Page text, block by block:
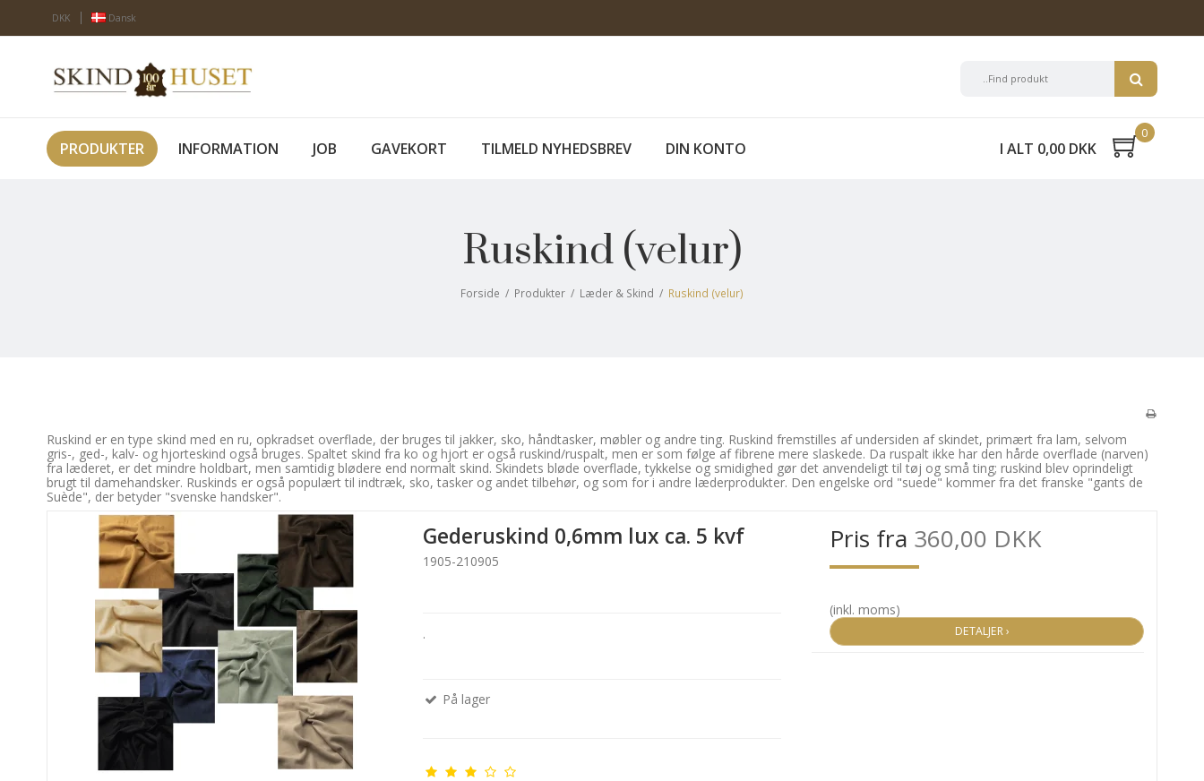
DKK Dansk
PRODUKTER INFORMATION JOB GAVEKORT TILMELD NYHEDSBREV DIN KONTO I ALT 0,00 DKK
0
Ruskind (velur)
Forside / Produkter / Læder & Skind / Ruskind (velur)
Ruskind er en type skind med en ru, opkradset overflade, der bruges til jakker, sko, håndtasker, møbler og andre ting. Ruskind fremstilles af undersiden af skindet, primært fra lam, selvom
gris-, ged-, kalv- og hjorteskind også bruges. Spaltet skind fra ko og hjort er også ruskind/ruspalt, men er som følge af fibrene mere slaskede. Da ruspalt ikke har den hårde overflade (narven)
fra læderet, er det mindre holdbart, men samtidig blødere end normalt skind. Skindets bløde overflade, tykkelse og smidighed gør det anvendeligt til tøj og små ting; ruskind blev oprindeligt
brugt til damehandsker. Ruskinds er også populært til indtræk, sko, tasker og andet tilbehør, og som for i andre læderprodukter. Den engelske ord "suede" kommer fra det franske "gants de
Suède", der betyder "svenske handsker".
Gederuskind 0,6mm lux ca. 5 kvf
1905-210905
.
På lager
Pris fra 360,00 DKK
(inkl. moms)
DETALJER ›